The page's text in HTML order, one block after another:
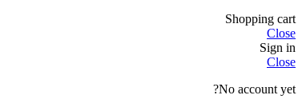
Shopping cart
Close
Sign in
Close
No account yet?